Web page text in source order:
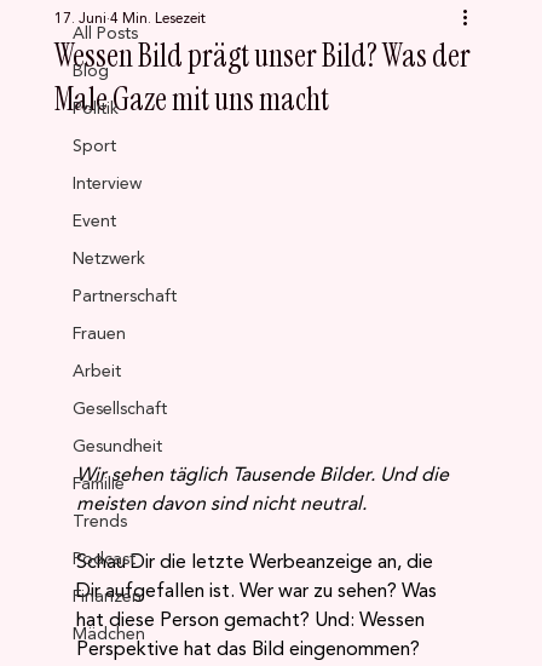
All Posts
Blog
Politik
Sport
Interview
Event
Netzwerk
Partnerschaft
Frauen
Arbeit
Gesellschaft
Gesundheit
Familie
Trends
Podcast
Finanzen
Mädchen
Wessen Bild prägt unser Bild? Was der
Male Gaze mit uns macht
17. Juni 4 Min. Lesezeit
Wir sehen täglich Tausende Bilder. Und die
meisten davon sind nicht neutral.
Schau Dir die letzte Werbeanzeige an, die
Dir aufgefallen ist. Wer war zu sehen? Was
hat diese Person gemacht? Und: Wessen
Perspektive hat das Bild eingenommen?